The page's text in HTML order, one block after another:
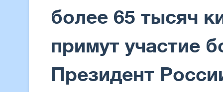
более 65 тысяч
примут участие
Президент